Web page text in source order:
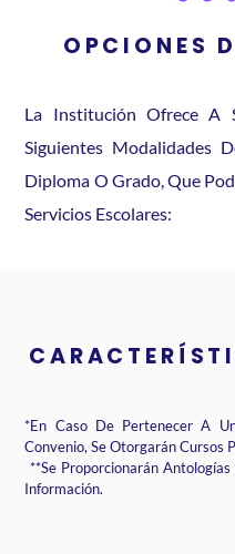
OPCIONES
La Institución Ofrece A
Siguientes Modalidades
Diploma O Grado, Que
Servicios Escolares:
*En Caso De Pertenecer A
Convenio, SeOtorgarán Cursos
**Se Proporcionarán
Información.